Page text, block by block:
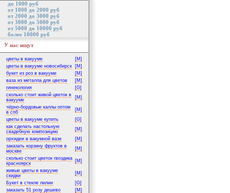
до 1000 руб
от 1000 до 2000 руб
от 2000 до 3000 руб
от 3000 до 5000 руб
от 5000 до 10000 руб
более 10000 руб
У нас ищут
цветы в вакууме
[M]
цветы в вакууме новосибирск
[M]
букет из роз в вакууме
[M]
ваза из металла для цветов
[M]
гинекология
[G]
сколько стоит живой цветок в
вакууме
[M]
чёрно-бордовые каллы оптом
в спб
[M]
цветы в вакууме купить
[G]
как сделать настольную
свадебную композицию
[M]
орхидеи в вакумной вазе
[M]
заказать корзину фруктов в
москве
[M]
сколько стоит цветок гвоздика
красноярск
[M]
живые цветы в вакууме
скидки
[M]
Букет в стекле лилии
[G]
заказать 51 розу дешево
[M]